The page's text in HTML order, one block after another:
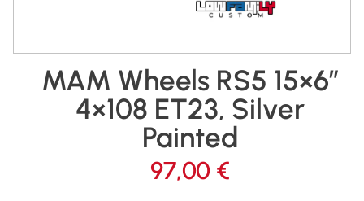
MAM Wheels RS5 15×6″
4×108 ET23, Silver
Painted
97,00 €